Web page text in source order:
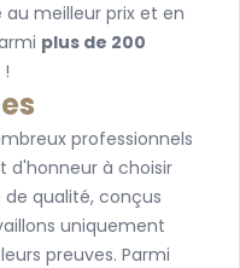
meilleur prix et en
plus de 200
professionnels
d'honneur à choisir
qualité, conçus
uniquement
preuves. Parmi